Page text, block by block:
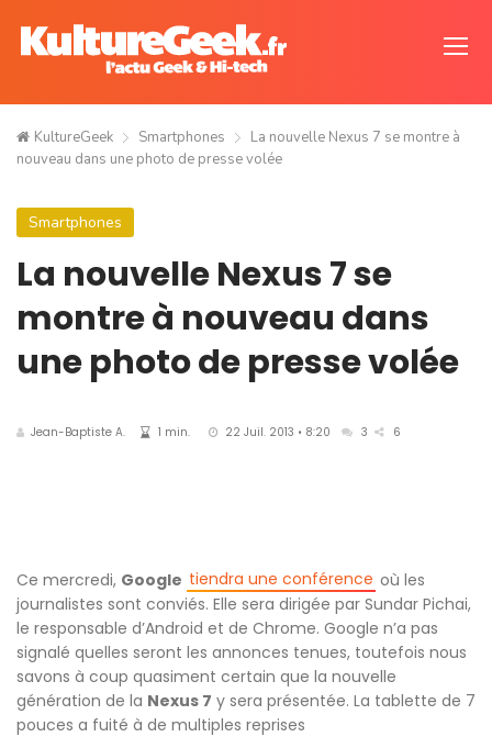
KultureGeek Smartphones
La nouvelle Nexus 7 se montre à
nouveau dans une photo de presse volée
Smartphones
La nouvelle Nexus 7 se
montre à nouveau dans
une photo de presse volée
Jean-Baptiste A. 1 min. 22 Juil. 2013 • 8:20 3 6
Ce mercredi, Google tiendra une conférence où les
journalistes sont conviés. Elle sera dirigée par Sundar Pichai,
le responsable d’Android et de Chrome. Google n’a pas
signalé quelles seront les annonces tenues, toutefois nous
savons à coup quasiment certain que la nouvelle
génération de la Nexus 7 y sera présentée. La tablette de 7
pouces a fuité à de multiples reprises